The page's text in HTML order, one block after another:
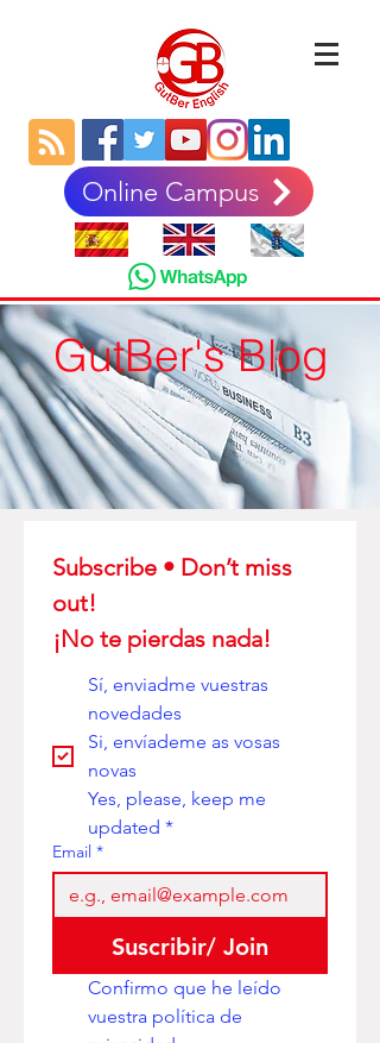
Online Campus
GutBer's Blog
Subscribe • Don’t miss
¡No te pierdas nada!
Sí, enviadme vuestras
novedades
Si, envíademe as vosas
novas
Yes, please, keep me
updated *
Email *
Suscribir/ Join
Confirmo que he leído
vuestra política de